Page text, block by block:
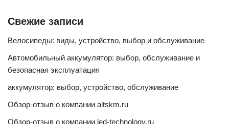
Свежие записи
Велосипеды: виды, устройство, выбор и обслуживание
Автомобильный аккумулятор: выбор, обслуживание и
безопасная эксплуатация
аккумулятор: выбор, устройство, обслуживание
Обзор-отзыв о компании altskm.ru
Обзор-отзыв о компании led-technology.ru